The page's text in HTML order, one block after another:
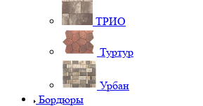
ТРИО
Туртур
Урбан
Бордюры